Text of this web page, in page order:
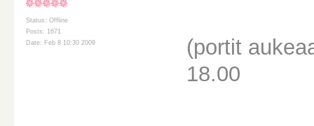
Status: Offline
Posts: 1671
Date: Feb 8 10:30 2009
(portit
18.00